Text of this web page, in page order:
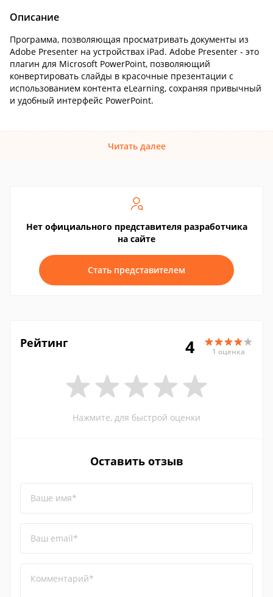
Описание
Программа, позволяющая просматривать документы из
Adobe Presenter на устройствах iPad. Adobe Presenter - это
плагин для Microsoft PowerPoint, позволяющий
конвертировать слайды в красочные презентации с
использованием контента eLearning, сохраняя привычный
и удобный интерфейс PowerPoint.
Читать далее
Нет официального представителя разработчика
на сайте
Стать представителем
Рейтинг 4 1 оценка
Нажмите, для быстрой оценки
Оставить отзыв
Ваше имя*
Ваш email*
Комментарий*